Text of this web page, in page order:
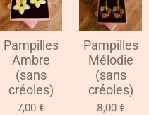
Pampilles
Ambre
(sans
créoles)
7,00 €
Pampilles
Mélodie
(sans
créoles)
8,00 €